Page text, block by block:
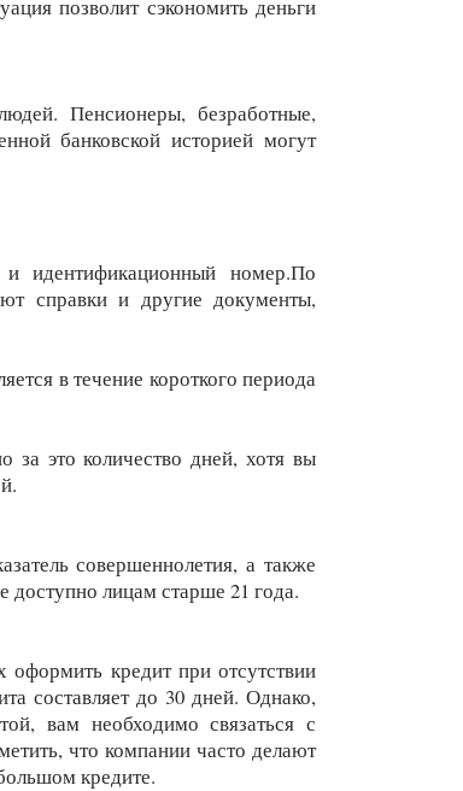
позволит сэкономить деньги
Пенсионеры, безработные,
банковской историей могут
идентификационный номер.По
справки и другие документы,
в течение короткого периода
это количество дней, хотя вы
совершеннолетия, а также
лицам старше 21 года.
кредит при отсутствии
составляет до 30 дней. Однако,
вам необходимо связаться с
что компании часто делают
кредите.